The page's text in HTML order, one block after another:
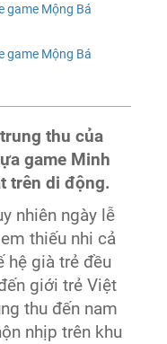
game Mộng Bá
game Mộng Bá
thu của
game Minh
trên di động.
nhiên ngày lễ
thiếu nhi cả
hệ già trẻ đều
giới trẻ Việt
thu đến nam
nhịp trên khu